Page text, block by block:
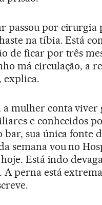
passou por cirurgia
na tíbia. Está
de ficar por três
má circulação, a
explica.
a mulher conta viver
e conhecidos
sua única fonte
semana vou no
Está indo
A perna está